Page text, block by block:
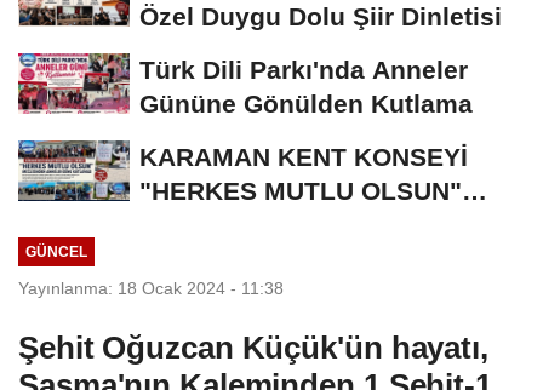
Özel Duygu Dolu Şiir Dinletisi
Türk Dili Parkı'nda Anneler
Gününe Gönülden Kutlama
KARAMAN KENT KONSEYİ
"HERKES MUTLU OLSUN"
GÜNCEL
Yayınlanma: 18 Ocak 2024 - 11:38
Şehit Oğuzcan Küçük'ün hayatı,